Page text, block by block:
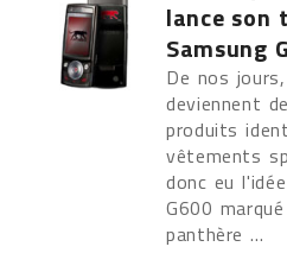
lance son
Samsung
De nos
deviennent
produits
vêtements
donc eu
G600
panthère ...